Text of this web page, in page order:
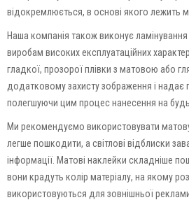
відокремлюється, в основі якого лежить
Наша компанія також виконує
виробам високих експлуатаційних
гладкої, прозорої плівки з матовою або
додатковому захисту зображення і надає
полегшуючи цим процес нанесення на
Ми рекомендуємо використовувати
легше пошкодити, а світлові відблиски
інформації. Матові наклейки складніше
вони крадуть колір матеріалу, на якому
використовуються для зовнішньої